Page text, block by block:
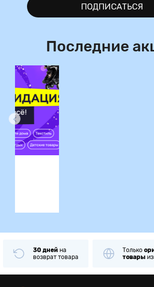
ПОДПИСАТЬСЯ
Последние
30 дней на
возврат товара
Только
товары